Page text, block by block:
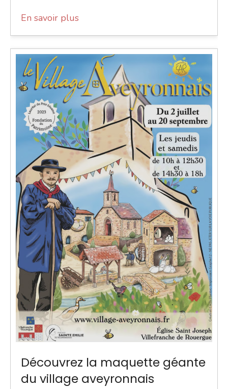
En savoir plus
Découvrez la maquette géante
du village aveyronnais